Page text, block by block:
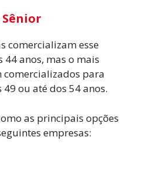
Sênior
comercializam esse
anos, mas o mais
comercializados para
ou até dos 54 anos.
as principais opções
empresas: